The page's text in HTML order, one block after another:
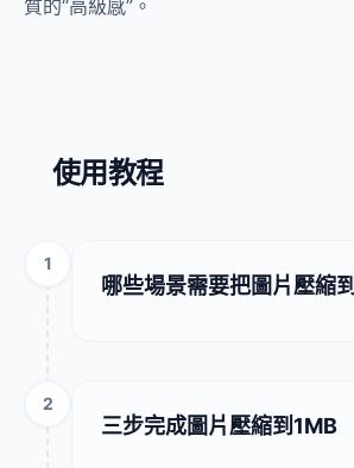
質的“高級感”。
使用教程
1
哪些場景需要把圖片壓縮
2
三步完成圖片壓縮到1MB